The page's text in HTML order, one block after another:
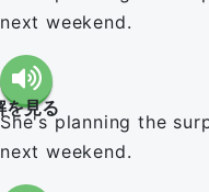
next weekend.
を見る
She's planning the
next weekend.